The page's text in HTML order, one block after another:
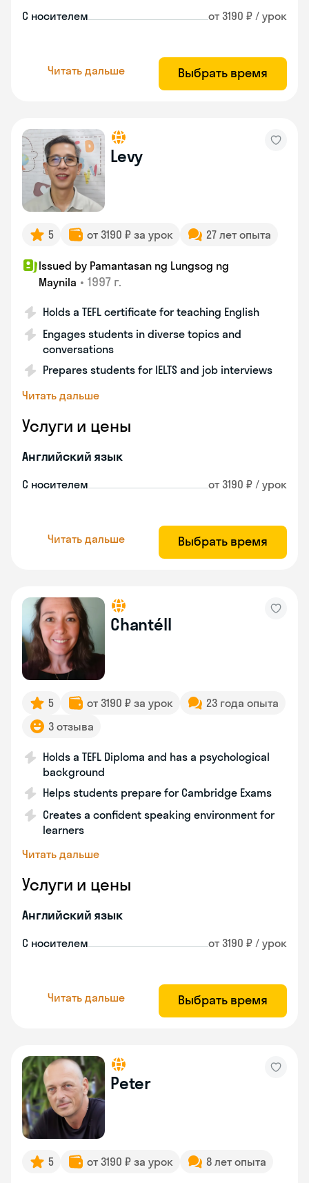
С носителем от 3190 ₽ / урок
Читать дальше Выбрать время
Levy
5 от 3190 ₽ за урок 27 лет опыта
Issued by Pamantasan ng Lungsog ng
Maynila • 1997 г.
Holds a TEFL certificate for teaching English
Engages students in diverse topics and
conversations
Prepares students for IELTS and job interviews
Читать дальше
Услуги и цены
Английский язык
С носителем от 3190 ₽ / урок
Читать дальше Выбрать время
Chantéll
5 от 3190 ₽ за урок
23 года опыта
3 отзыва
Holds a TEFL Diploma and has a psychological
background
Helps students prepare for Cambridge Exams
Creates a confident speaking environment for
learners
Читать дальше
Услуги и цены
Английский язык
С носителем от 3190 ₽ / урок
Читать дальше Выбрать время
Peter
5 от 3190 ₽ за урок 8 лет опыта